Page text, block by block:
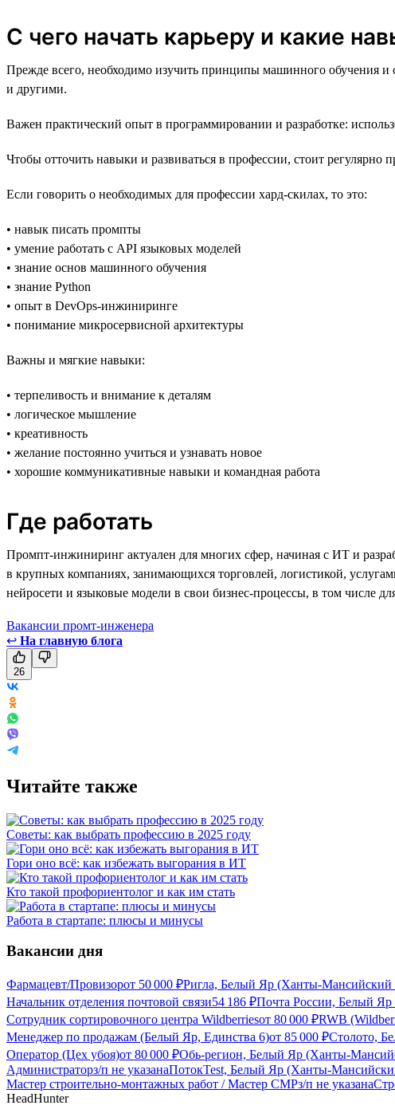
С чего начать карьеру и какие
Прежде всего, необходимо изучить принципы машинного обучения и
и другими.
Важен практический опыт в программировании и разработке:
Чтобы отточить навыки и развиваться в профессии, стоит
Если говорить о необходимых для профессии хард-скилах, то это:
• навык писать промпты
• умение работать с API языковых моделей
• знание основ машинного обучения
• знание Python
• опыт в DevOps-инжиниринге
• понимание микросервисной архитектуры
Важны и мягкие навыки:
• терпеливость и внимание к деталям
• логическое мышление
• креативность
• желание постоянно учиться и узнавать новое
• хорошие коммуникативные навыки и командная работа
Где работать
Промпт-инжиниринг актуален для многих сфер, начиная с ИТ и
в крупных компаниях, занимающихся торговлей, логистикой,
нейросети и языковые модели в свои бизнес-процессы, в том числе
Вакансии промт-инженера
↩ На главную блога
26
Читайте также
Советы: как выбрать профессию в 2025 году
Гори оно всё: как избежать выгорания в ИТ
Кто такой профориентолог и как им стать
Работа в стартапе: плюсы и минусы
Вакансии дня
Фармацевт/Провизорот 50 000 ₽Ригла, Белый Яр (Ханты-
Начальник отделения почтовой связи54 186 ₽Почта России, Белый
Сотрудник сортировочного центра Wildberriesот 80 000 ₽RWB
Менеджер по продажам (Белый Яр, Единства 6)от 85 000 ₽Столото,
Оператор (Цех убоя)от 80 000 ₽Обь-регион, Белый Яр (Ханты-
Администраторз/п не указанаПотокTest, Белый Яр (Ханты-
Мастер строительно-монтажных работ / Мастер СМРз/п не указана
HeadHunter